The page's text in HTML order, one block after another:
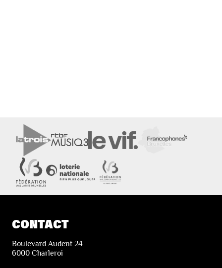
CONTACT
Boulevard Audent 24
6000 Charleroi